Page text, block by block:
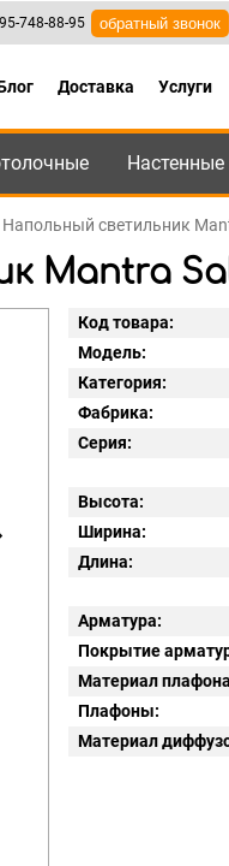
495-748-88-95 ,8-800-550-
748-88-95 обратный звонок
Доставка Услуги
Настенные
Напольный светильник
Mantra
Код товара:
Модель:
Категория:
Фабрика:
Серия:
Высота:
Ширина:
Длина:
Арматура:
Покрытие
Материал
Плафоны:
Материал